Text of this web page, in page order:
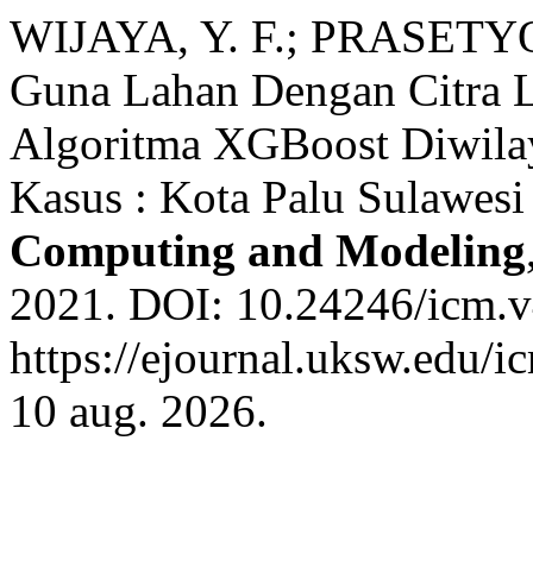
WIJAYA, Y. F.;
Guna Lahan Dengan Citra
Algoritma XGBoost
Kasus : Kota Palu
Computing and Modeling
2021. DOI: 10.24246/
https://ejournal.uksw.edu/
10 aug. 2026.